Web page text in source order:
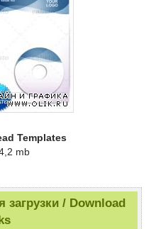
Templates
mb
/ Download